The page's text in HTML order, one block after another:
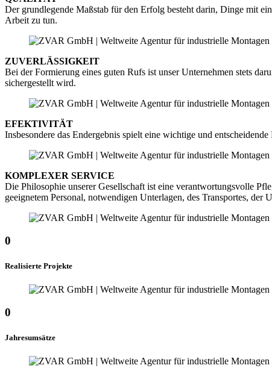
Der grundlegende Maßstab für den Erfolg besteht darin, Dinge mit
Arbeit zu tun.
ZUVERLÄSSIGKEIT
Bei der Formierung eines guten Rufs ist unser Unternehmen stets
sichergestellt wird.
EFEKTIVITÄT
Insbesondere das Endergebnis spielt eine wichtige und
KOMPLEXER SERVICE
Die Philosophie unserer Gesellschaft ist eine verantwortungsvolle
geeignetem Personal, notwendigen Unterlagen, des Transportes,
0
Realisierte Projekte
0
Jahresumsätze